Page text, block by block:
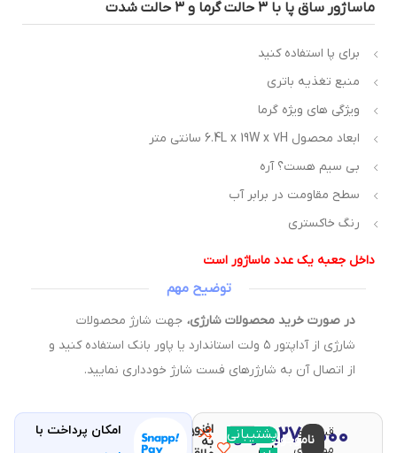
ساق پا با ۳ حالت گرما و ۳ حالت شدت
برای پا استفاده کنید
منبع تغذیه باتری
ویژگی های ویژه گرما
ابعاد محصول 6.4L x 19W x 7H سانتی متر
بی سیم هست؟ آره
سطح مقاومت در برابر آب
رنگ خاکستری
جعبه یک عدد ماساژور است
توضیح مهم
در صورت خرید محصولات شارژی،جهت شارژ محصولات
شارژی از آداپتور ۵ ولت استاندارد یا پاور بانک استفاده کنید و
از اتصال آن به شارژرهای فست شارژ خودداری نمایید.
قیمت و
موجودی
۶,۲۷۰,۰۰۰تومان ناموجودبا خرید
این
پشتیبانی
افزودن
به
مقایسه
امکان پرداخت با